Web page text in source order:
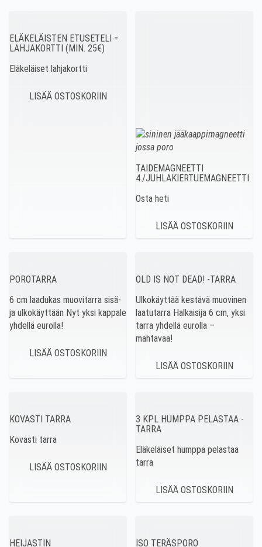
ELÄKELÄISTEN ETUSETELI =
LAHJAKORTTI (MIN. 25€)
Eläkeläiset lahjakortti
TAIDEMAGNEETTI
4./JUHLAKIERTUEMAGNEETTI
Osta heti
POROTARRA
6 cm laadukas muovitarra sisä-
ja ulkokäyttään Nyt yksi kappale
yhdellä eurolla!
OLD IS NOT DEAD! -TARRA
Ulkokäyttää kestävä muovinen
laatutarra Halkaisija 6 cm, yksi
tarra yhdellä eurolla –
mahtavaa!
KOVASTI TARRA
Kovasti tarra
3 KPL HUMPPA PELASTAA -
TARRA
Eläkeläiset humppa pelastaa
tarra
HEIJASTIN
ISO TERÄSPORO